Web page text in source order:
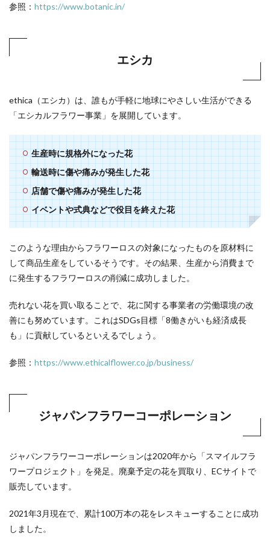
参照： https://www.botanic.in/
エシカ
ethica（エシカ）は、誰もが手軽に地球にやさしい生活ができる
「エシカルフラワー事業」を展開しています。
生産時に規格外になった花
輸送時に傷や痛みが発生した花
店舗で傷や痛みが発生した花
イベントや式典などで役目を終えた花
このような理由からフラワーロスの対象になったものを原材料に
して商品生産をしているそうです。その結果、生産から消費まで
に発生するフラワーロスの削減に成功しました。
売れない花を買い取ることで、花に関する事業者の労働環境の改
善にも努めています。これはSDGs目標「8働きがいも経済成長
も」に貢献しているといえるでしょう。
参照： https://www.ethicalflower.co.jp/business/
ジャパンフラワーコーポレーション
ジャパンフラワーコーポレーションは2020年から「スマイルフラ
ワープロジェクト」を発足。廃棄予定の花を買取り、ECサイトで
販売しています。
2021年3月現在で、累計100万本の花をレスキューすることに成功
しました。